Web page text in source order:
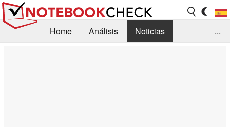
Home Análisis
Noticias
...